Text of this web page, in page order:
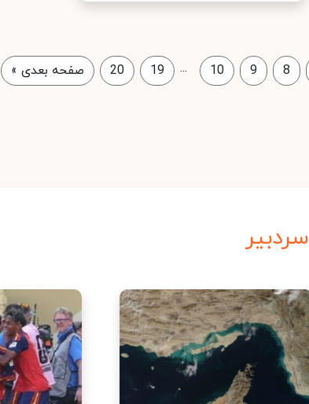
8
9
10
...
19
20 صفحه بعدی »
سردبیر